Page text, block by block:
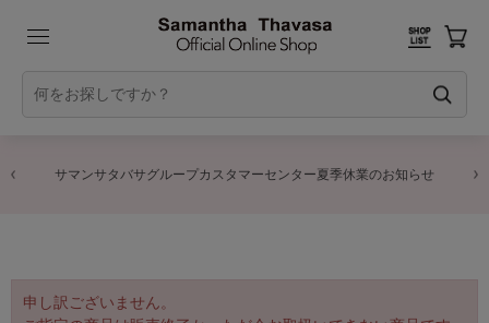
サマンサタバサグループカスタマーセンター夏季休業のお知らせ
申し訳ございません。